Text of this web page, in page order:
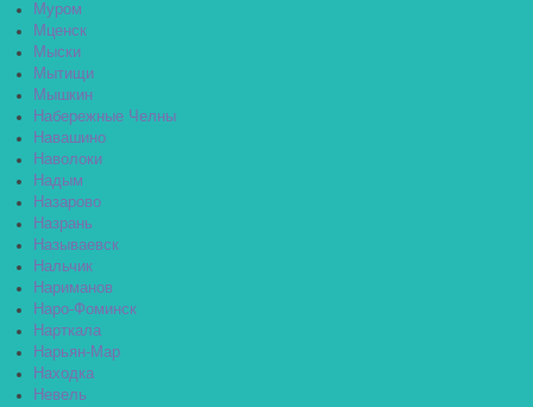
Муром
Мценск
Мыски
Мытищи
Мышкин
Набережные Челны
Навашино
Наволоки
Надым
Назарово
Назрань
Называевск
Нальчик
Нариманов
Наро-Фоминск
Нарткала
Нарьян-Мар
Находка
Невель